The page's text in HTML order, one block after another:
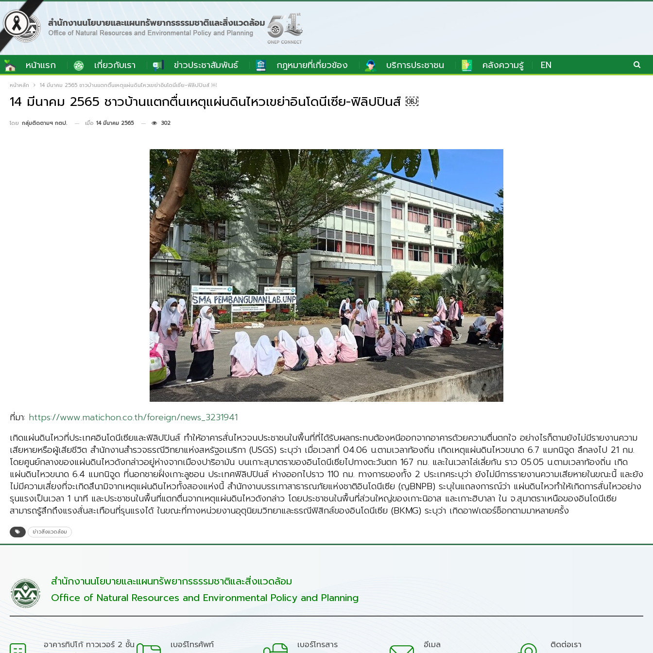
หน้าแรก เกี่ยวกับเรา ข่าวประชาสัมพันธ์ กฎหมายที่เกี่ยวข้อง บริการประชาชน คลังความรู้ EN
หน้าหลัก 14 มีนาคม 2565 ชาวบ้านแตกตื่นเหตุแผ่นดินไหวเขย่าอินโดนีเซีย-ฟิลิปปินส์ ￼
14 มีนาคม 2565 ชาวบ้านแตกตื่นเหตุแผ่นดินไหวเขย่าอินโดนีเซีย-ฟิลิปปินส์ ￼
โดย กลุ่มติดตามฯ กตป. เมื่อ 14 มีนาคม 2565 302
ที่มา: https://www.matichon.co.th/foreign/news_3231941
เกิดแผ่นดินไหวที่ประเทศอินโดนีเซียและฟิลิปปินส์ ทำให้อาคารสั่นไหวจนประชาชนในพื้นที่ที่ได้รับผลกระทบต้องหนีออกจากอาคารด้วยความตื่นตกใจ อย่างไรก็ตามยังไม่มีรายงานความ
เสียหายหรือผู้เสียชีวิต สำนักงานสำรวจธรณีวิทยาแห่งสหรัฐอเมริกา (USGS) ระบุว่า เมื่อเวลาที่ 04.06 น.ตามเวลาท้องถิ่น เกิดเหตุแผ่นดินไหวขนาด 6.7 แมกนิจูด ลึกลงไป 21 กม.
โดยศูนย์กลางของแผ่นดินไหวดังกล่าวอยู่ห่างจากเมืองปาริอามัน บนเกาะสุมาตราของอินโดนีเซียไปทางตะวันตก 167 กม. และในเวลาไล่เลี่ยกัน ราว 05.05 น.ตามเวลาท้องถิ่น เกิด
แผ่นดินไหวขนาด 6.4 แมกนิจูด ที่นอกชายฝั่งเกาะลูซอน ประเทศฟิลิปปินส์ ห่างออกไปราว 110 กม. ทางการของทั้ง 2 ประเทศระบุว่า ยังไม่มีการรายงานความเสียหายในขณะนี้ และยัง
ไม่มีความเสี่ยงที่จะเกิดสึนามิจากเหตุแผ่นดินไหวทั้งสองแห่งนี้ สำนักงานบรรเทาสาธารณภัยแห่งชาติอินโดนีเซีย (ญBNPB) ระบุในแถลงการณ์ว่า แผ่นดินไหวทำให้เกิดการสั่นไหวอย่าง
รุนแรงเป็นเวลา 1 นาที และประชาชนในพื้นที่แตกตื่นจากเหตุแผ่นดินไหวดังกล่าว โดยประชาชนในพื้นที่ส่วนใหญ่ของเกาะนิอาส และเกาะฮิบาลา ใน จ.สุมาตราเหนือของอินโดนีเซีย
สามารถรู้สึกถึงแรงสั่นสะเทือนที่รุนแรงได้ ในขณะที่ทางหน่วยงานอุตุนิยมวิทยาและธรณีฟิสิกส์ของอินโดนีเซีย (BKMG) ระบุว่า เกิดอาฟเตอร์ช็อกตามมาหลายครั้ง
ข่าวสิ่งแวดล้อม
สำนักงานนโยบายและแผนทรัพยากรธรรมชาติและสิ่งแวดล้อม
Office of Natural Resources and Environmental Policy and Planning
อาคารทิปโก้ ทาวเวอร์ 2 ชั้น
เบอร์โทรศัพท์
เบอร์โทรสาร
อีเมล
ติดต่อเรา